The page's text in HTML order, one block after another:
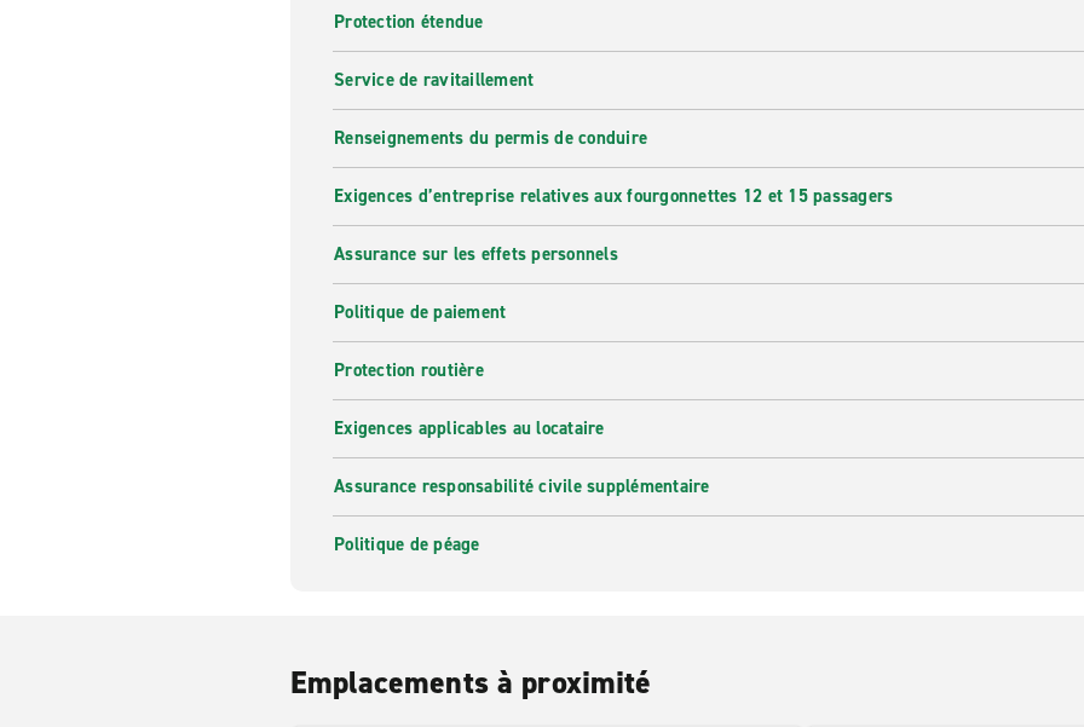
Protection étendue
Service de ravitaillement
Renseignements du permis de conduire
Exigences d’entreprise relatives aux fourgonnettes 12 et 15 passagers
Assurance sur les effets personnels
Politique de paiement
Protection routière
Exigences applicables au locataire
Assurance responsabilité civile supplémentaire
Politique de péage
Emplacements à proximité